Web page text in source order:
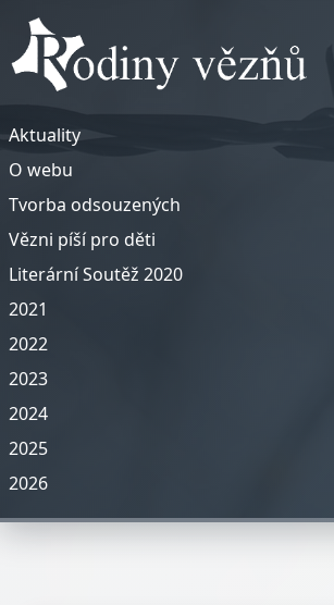
Aktuality
O webu
Tvorba odsouzených
Vězni píší pro děti
Literární Soutěž 2020
2021
2022
2023
2024
2025
2026